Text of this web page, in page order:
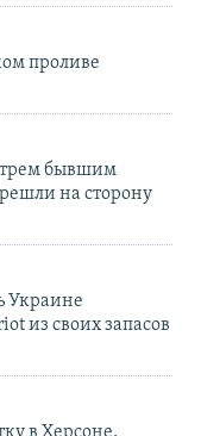
проливе
трем бывшим
на сторону
Украине
из своих запасов